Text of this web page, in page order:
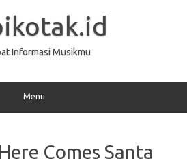
Informasi Musikmu
Menu
Comes Santa